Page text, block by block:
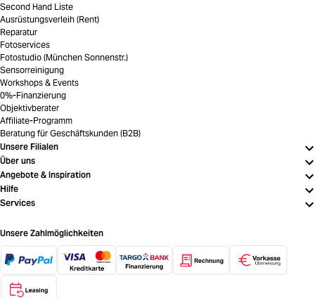
Second Hand Liste
Ausrüstungsverleih (Rent)
Reparatur
Fotoservices
Fotostudio (München Sonnenstr.)
Sensorreinigung
Workshops & Events
0%-Finanzierung
Objektivberater
Affiliate-Programm
Beratung für Geschäftskunden (B2B)
Unsere Filialen
Über uns
Angebote & Inspiration
Hilfe
Services
Unsere Zahlmöglichkeiten